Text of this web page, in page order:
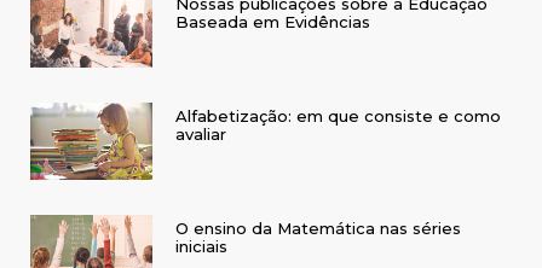
Baseada em Evidências
Alfabetização: em que consiste e como
avaliar
O ensino da Matemática nas séries
iniciais